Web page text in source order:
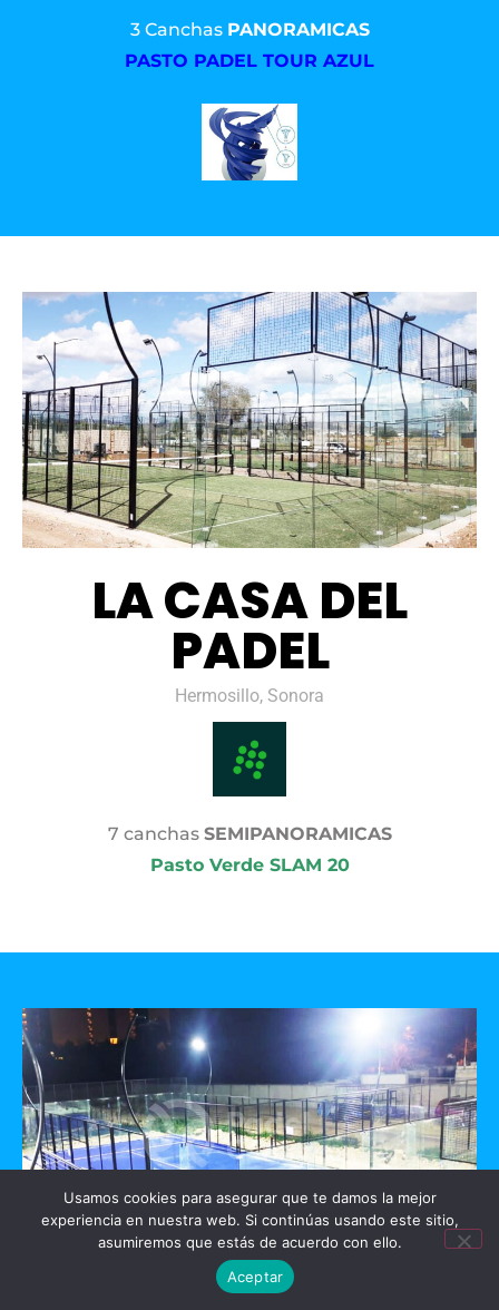
3 Canchas PANORAMICAS
PASTO PADEL TOUR AZUL
LA CASA DEL
PADEL
Hermosillo, Sonora
7 canchas SEMIPANORAMICAS
Pasto Verde SLAM 20
Usamos cookies para asegurar que te damos la mejor
experiencia en nuestra web. Si continúas usando este sitio,
asumiremos que estás de acuerdo con ello.
Aceptar